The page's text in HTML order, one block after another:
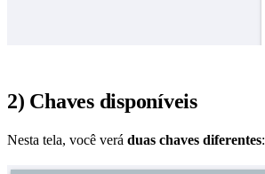
2) Chaves disponíveis
Nesta tela, você verá duas chaves diferentes: